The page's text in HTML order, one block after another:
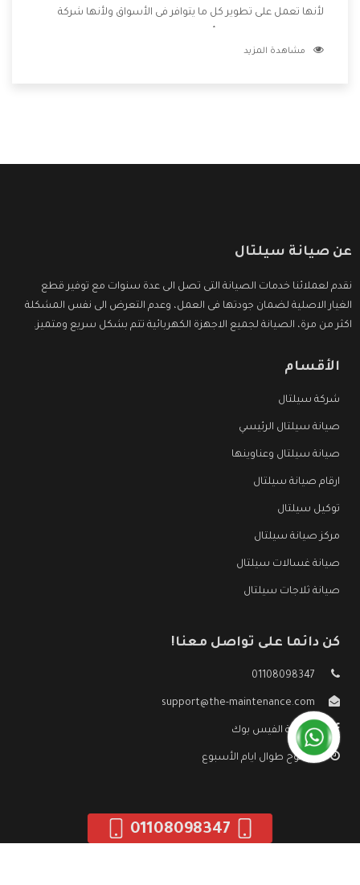
لأنها تعمل على تطوير كل ما يتوافر فى الأسواق ولأنها شركة
وتقدم للعملاء أقوى العروض والخصومات التى تسهل على
مشاهدة المزيد
عن صيانة سيلتال
نقدم لعملائنا خدمات الصيانة التى تصل الى عدة سنوات مع توفير قطع
الغيار الاصلية لضمان جودتها فى العمل، وعدم التعرض الى نفس المشكلة
اكثر من مرة، الصيانة لجميع الاجهزة الكهربائية تتم بشكل سريع ومتميز.
الأقسام
شركة سيلتال
صيانة سيلتال الرئيسي
صيانة سيلتال وعناوينها
ارقام صيانة سيلتال
توكيل سيلتال
مركز صيانة سيلتال
صيانة غسالات سيلتال
صيانة ثلاجات سيلتال
كن دائما على تواصل معنا!
01108098347
support@the-maintenance.com
صفحة الفيس بوك
مفتوح طوال ايام الأسبوع
01108098347